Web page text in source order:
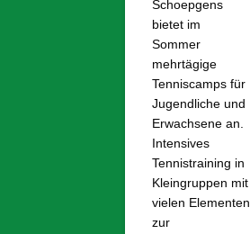
Schoepgens
bietet im
Sommer
mehrtägige
Tenniscamps für
Jugendliche und
Erwachsene an.
Intensives
Tennistraining in
Kleingruppen mit
vielen Elementen
zur